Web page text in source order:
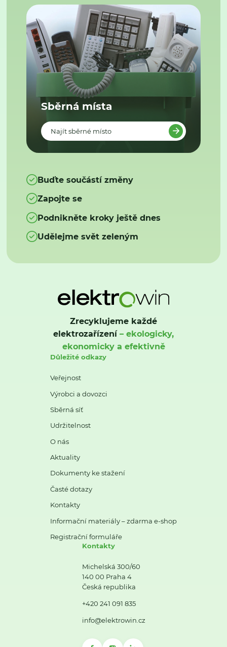
Sběrná místa
Najít sběrné místo
Buďte součástí změny
Zapojte se
Podnikněte kroky ještě dnes
Udělejme svět zeleným
Zrecyklujeme každé
elektrozařízení– ekologicky,
ekonomicky a efektivně
Důležité odkazy
Veřejnost
Výrobci a dovozci
Sběrná síť
Udržitelnost
O nás
Aktuality
Dokumenty ke stažení
Časté dotazy
Kontakty
Informační materiály – zdarma e-shop
Registrační formuláře
Kontakty
Michelská 300/60
140 00 Praha 4
Česká republika
+420 241 091 835
info@elektrowin.cz